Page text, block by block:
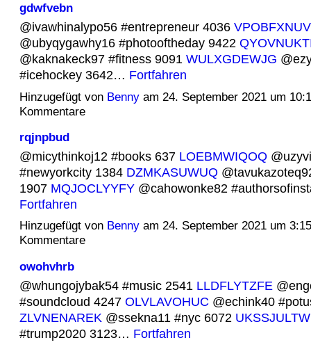
gdwfvebn
@ivawhinalypo56 #entrepreneur 4036
@ubyqygawhy16 #photooftheday 9422
@kaknakeck97 #fitness 9091 WULXGDEWJG
#icehockey 3642… Fortfahren
Hinzugefügt von Bennyam 24. September 2021 um
Kommentare
rqjnpbud
@micythinkoj12 #books 637 LOEBMWIQOQ
#newyorkcity 1384 DZMKASUWUQ
1907 MQJOCLYYFY@cahowonke82
Fortfahren
Hinzugefügt von Bennyam 24. September 2021 um
Kommentare
owohvhrb
@whungojybak54 #music 2541 LLDFLYTZFE
#soundcloud 4247 OLVLAVOHUC @echink40
ZLVNENAREK@ssekna11 #nyc 6072
#trump2020 3123… Fortfahren